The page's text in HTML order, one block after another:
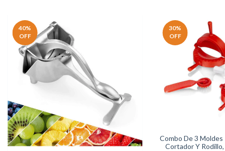
40%
OFF
30%
OFF
Combo De 3 Moldes
Cortador Y